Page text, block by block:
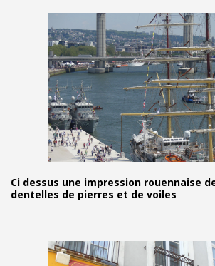
Ci dessus une impression rouennaise
dentelles de pierres et de voiles